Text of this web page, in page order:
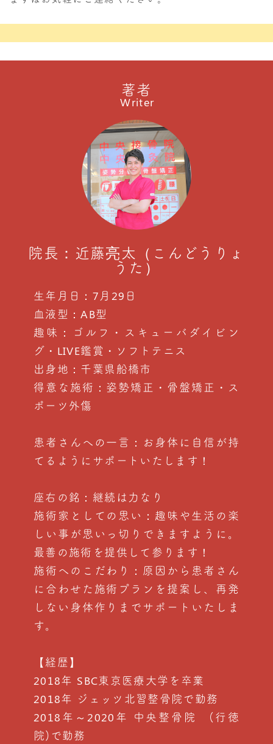
著者
Writer
院長：近藤亮太（こんどうりょ
うた）
生年月日：7月29日
血液型：AB型
趣味：ゴルフ・スキューバダイビン
グ・LIVE鑑賞・ソフトテニス
出身地：千葉県船橋市
得意な施術：姿勢矯正・骨盤矯正・ス
ポーツ外傷
患者さんへの一言：お身体に自信が持
てるようにサポートいたします！
座右の銘：継続は力なり
施術家としての思い：趣味や生活の楽
しい事が思いっ切りできますように。
最善の施術を提供して参ります！
施術へのこだわり：原因から患者さん
に合わせた施術プランを提案し、再発
しない身体作りまでサポートいたしま
す。
【経歴】
2018年 SBC東京医療大学を卒業
2018年 ジェッツ北習整骨院で勤務
2018年～2020年 中央整骨院 (行徳
院)で勤務